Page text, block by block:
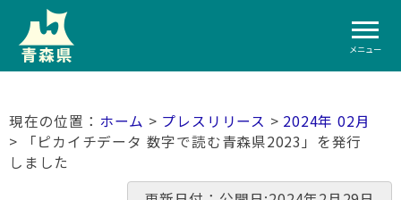
メニュー
ホーム > プレスリリース > 2024年 02月
> 「ピカイチデータ 数字で読む青森県2023」を発行
しました